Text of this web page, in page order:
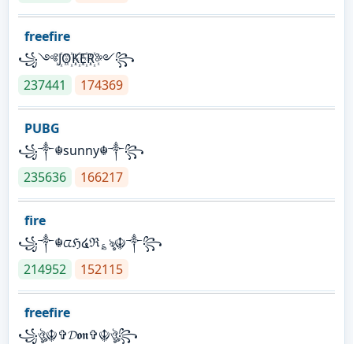
freefire
꧁༺J꙰O꙰K꙰E꙰R꙰༻꧂
237441
174369
PUBG
꧁༒☬sunny☬༒꧂
235636
166217
fire
꧁༒☬ᤂℌ໔ℜ؏ৡ☬༒꧂
214952
152115
freefire
꧁ঔৣ☬✞𝓓𝖔𝖓✞☬ঔৣ꧂